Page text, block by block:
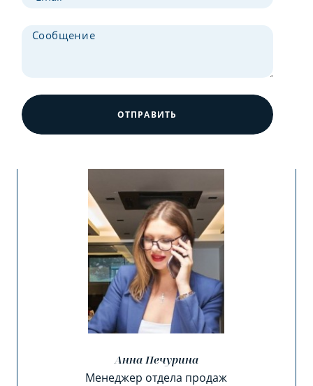
ОТПРАВИТЬ
Анна Печурина
Менеджер отдела продаж